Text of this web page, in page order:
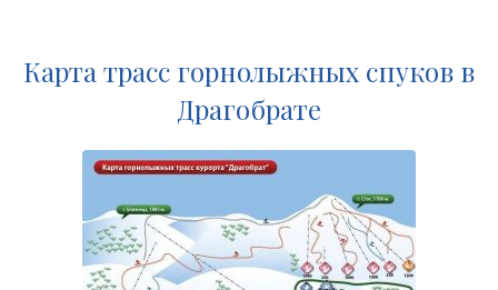
Карта трасс горнолыжных спуков в
Драгобрате